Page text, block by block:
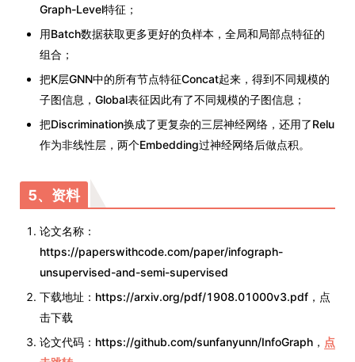
Graph-Level特征；
用Batch数据获取更多更好的负样本，全局和局部点特征的
组合；
把K层GNN中的所有节点特征Concat起来，得到不同规模的
子图信息，Global表征因此有了不同规模的子图信息；
把Discrimination换成了更复杂的三层神经网络，还用了Relu
作为非线性层，两个Embedding过神经网络后做点积。
5、资料
论文名称：
https://paperswithcode.com/paper/infograph-
unsupervised-and-semi-supervised
下载地址：https://arxiv.org/pdf/1908.01000v3.pdf，点
击下载
论文代码：https://github.com/sunfanyunn/InfoGraph， 点